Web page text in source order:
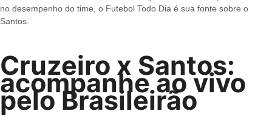
no desempenho do time, o Futebol Todo Dia é sua fonte sobre o
Santos.
Cruzeiro x Santos:
acompanhe ao vivo
pelo Brasileirão